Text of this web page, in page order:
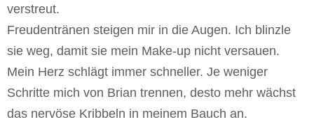
verstreut.
Freudentränen steigen mir in die Augen. Ich blinzle
sie weg, damit sie mein Make-up nicht versauen.
Mein Herz schlägt immer schneller. Je weniger
Schritte mich von Brian trennen, desto mehr wächst
das nervöse Kribbeln in meinem Bauch an.